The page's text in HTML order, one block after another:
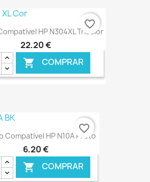
€ ONLINE
HP N304XL Tricolor
22,20 €
 COMPRAR
€ ONLINE
favorite_border
Compatível HP N10A Preto
6,20 €
 COMPRAR
favorite_border